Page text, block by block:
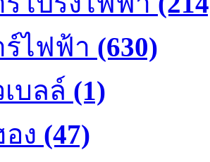
ร์ไฟฟ้า (630)
บลล์ (1)
ง (47)